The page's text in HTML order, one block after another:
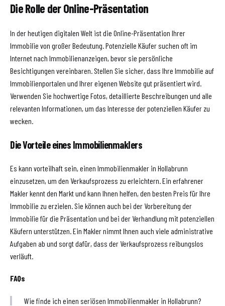
Die Rolle der Online-Präsentation
In der heutigen digitalen Welt ist die Online-Präsentation Ihrer
Immobilie von großer Bedeutung. Potenzielle Käufer suchen oft im
Internet nach Immobilienanzeigen, bevor sie persönliche
Besichtigungen vereinbaren. Stellen Sie sicher, dass Ihre Immobilie auf
Immobilienportalen und Ihrer eigenen Website gut präsentiert wird.
Verwenden Sie hochwertige Fotos, detaillierte Beschreibungen und alle
relevanten Informationen, um das Interesse der potenziellen Käufer zu
wecken.
Die Vorteile eines Immobilienmaklers
Es kann vorteilhaft sein, einen Immobilienmakler in Hollabrunn
einzusetzen, um den Verkaufsprozess zu erleichtern. Ein erfahrener
Makler kennt den Markt und kann Ihnen helfen, den besten Preis für Ihre
Immobilie zu erzielen. Sie können auch bei der Vorbereitung der
Immobilie für die Präsentation und bei der Verhandlung mit potenziellen
Käufern unterstützen. Ein Makler nimmt Ihnen auch viele administrative
Aufgaben ab und sorgt dafür, dass der Verkaufsprozess reibungslos
verläuft.
FAQs
Wie finde ich einen seriösen Immobilienmakler in Hollabrunn?